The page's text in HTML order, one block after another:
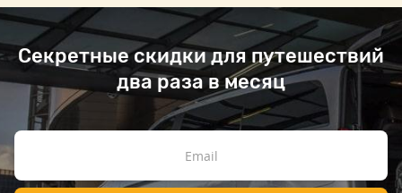
Секретные скидки для путешествий
два раза в месяц